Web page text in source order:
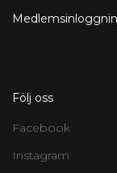
Följ oss
Facebook
Instagram